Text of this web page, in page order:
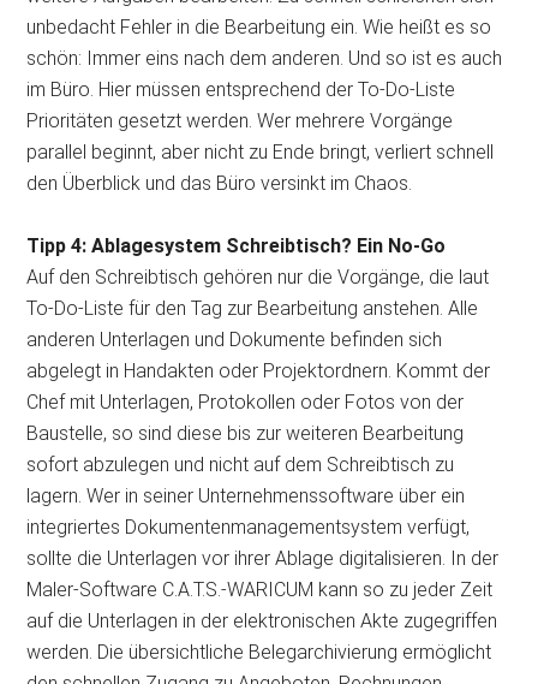
unbedacht Fehler in die Bearbeitung ein. Wie heißt es so
schön: Immer eins nach dem anderen. Und so ist es auch
im Büro. Hier müssen entsprechend der To-Do-Liste
Prioritäten gesetzt werden. Wer mehrere Vorgänge
parallel beginnt, aber nicht zu Ende bringt, verliert schnell
den Überblick und das Büro versinkt im Chaos.
Tipp 4: Ablagesystem Schreibtisch? Ein No-Go
Auf den Schreibtisch gehören nur die Vorgänge, die laut
To-Do-Liste für den Tag zur Bearbeitung anstehen. Alle
anderen Unterlagen und Dokumente befinden sich
abgelegt in Handakten oder Projektordnern. Kommt der
Chef mit Unterlagen, Protokollen oder Fotos von der
Baustelle, so sind diese bis zur weiteren Bearbeitung
sofort abzulegen und nicht auf dem Schreibtisch zu
lagern. Wer in seiner Unternehmenssoftware über ein
integriertes Dokumentenmanagementsystem verfügt,
sollte die Unterlagen vor ihrer Ablage digitalisieren. In der
Maler-Software C.A.T.S.-WARICUM kann so zu jeder Zeit
auf die Unterlagen in der elektronischen Akte zugegriffen
werden. Die übersichtliche Belegarchivierung ermöglicht